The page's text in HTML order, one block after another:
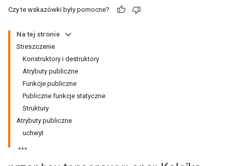
Czy te wskazówki były pomocne?
Na tej stronie
Streszczenie
Konstruktory i destruktory
Atrybuty publiczne
Funkcje publiczne
Publiczne funkcje statyczne
Struktury
Atrybuty publiczne
uchwyt